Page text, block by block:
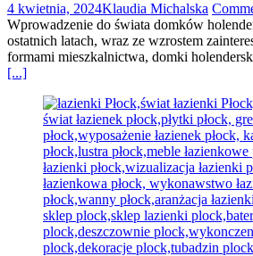
4 kwietnia, 2024Klaudia Michalska
Wprowadzenie do świata domków
ostatnich latach, wraz ze wzrostem
formami mieszkalnictwa, domki
[...]